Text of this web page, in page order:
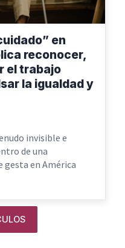
en
reconocer,
el trabajo
la igualdad y
invisible e
de una
gesta en América